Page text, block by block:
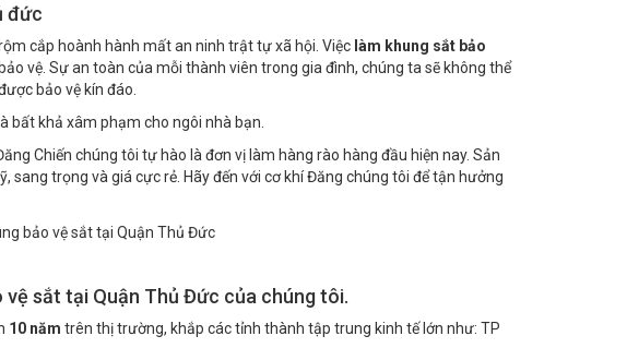
đức
cắp hoành hành mất an ninh trật tự xã hội. Việc làm khung sắt bảo
vệ. Sự an toàn của mỗi thành viên trong gia đình, chúng ta sẽ không thể
bảo vệ kín đáo.
bất khả xâm phạm cho ngôi nhà bạn.
Chiến chúng tôi tự hào là đơn vị làm hàng rào hàng đầu hiện nay. Sản
trọng và giá cực rẻ. Hãy đến với cơ khí Đăng chúng tôi để tận hưởng
vệ sắt tại Quận Thủ Đức của chúng tôi.
10 năm trên thị trường, khắp các tỉnh thành tập trung kinh tế lớn như: TP